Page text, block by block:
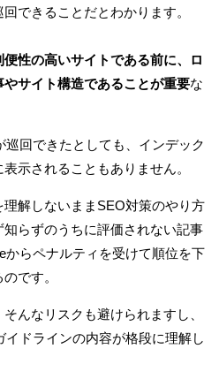
できることだとわかります。
性の高いサイトである前に、ロ
サイト構造であることが重要な
巡回できたとしても、インデック
示されることもありません。
解しないままSEO対策のやり方
らずのうちに評価されない記事
からペナルティを受けて順位を下
です。
んなリスクも避けられますし、
イドラインの内容が格段に理解し